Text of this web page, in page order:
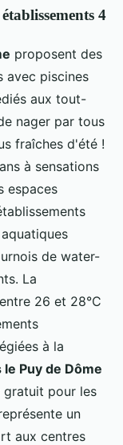
4
proposent des
avec piscines
aux tout-
nager par tous
fraîches d'été !
à sensations
espaces
de water-
La
26 et 28°C
à la
Puy de Dôme
gratuit pour les
un
aux centres